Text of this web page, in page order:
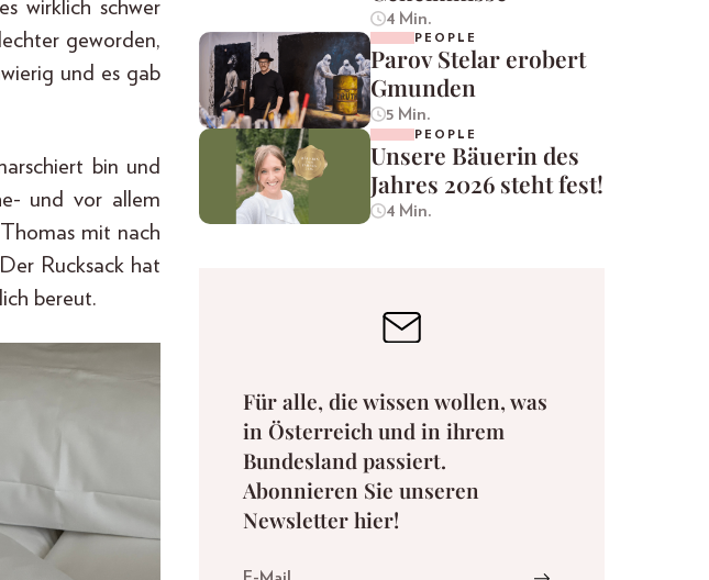
wirklich schwer
geworden,
und es gab
bin und
und vor allem
mit nach
Rucksack hat
bereut.
4 Min.
PEOPLE
Parov Stelar erobert
Gmunden
5 Min.
PEOPLE
Unsere Bäuerin des
Jahres 2026 steht fest!
4 Min.
Für alle, die wissen wollen, was
in Österreich und in ihrem
Bundesland passiert.
Abonnieren Sie unseren
Newsletter hier!